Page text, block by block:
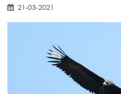
21-03-2021